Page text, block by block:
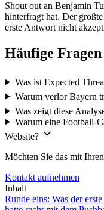
Shout out an Benjamin
hinterfragt hat. Der
erste Antwort nicht
Häufige Fragen
Was ist Expected
Warum verlor Bayern
Was zeigt diese
Warum eine Football-
Website?
Möchten Sie das mit
Kontakt aufnehmen
Inhalt
Runde eins: Was der